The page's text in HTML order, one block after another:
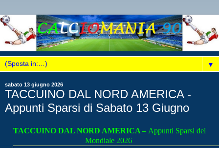
▼
sabato 13 giugno 2026
TACCUINO DAL NORD AMERICA -
Appunti Sparsi di Sabato 13 Giugno
TACCUINO DAL NORD AMERICA – Appunti Sparsi del
Mondiale 2026